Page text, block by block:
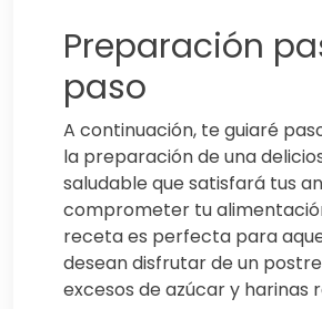
Preparación
paso
A continuación, te guiaré
la preparación de una
saludable que satisfará tus
comprometer tu
receta es perfecta para
desean disfrutar de un
excesos de azúcar y harinas